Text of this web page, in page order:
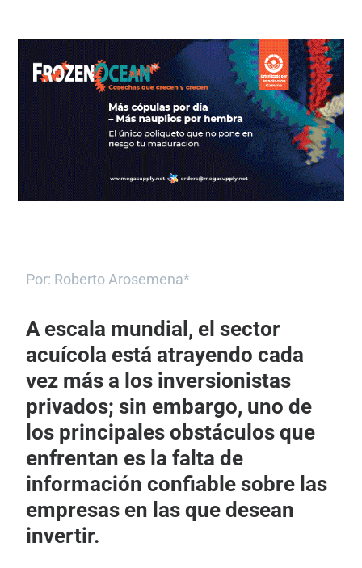
Por: Roberto Arosemena*
A escala mundial, el sector
acuícola está atrayendo cada
vez más a los inversionistas
privados; sin embargo, uno de
los principales obstáculos que
enfrentan es la falta de
información confiable sobre las
empresas en las que desean
invertir.